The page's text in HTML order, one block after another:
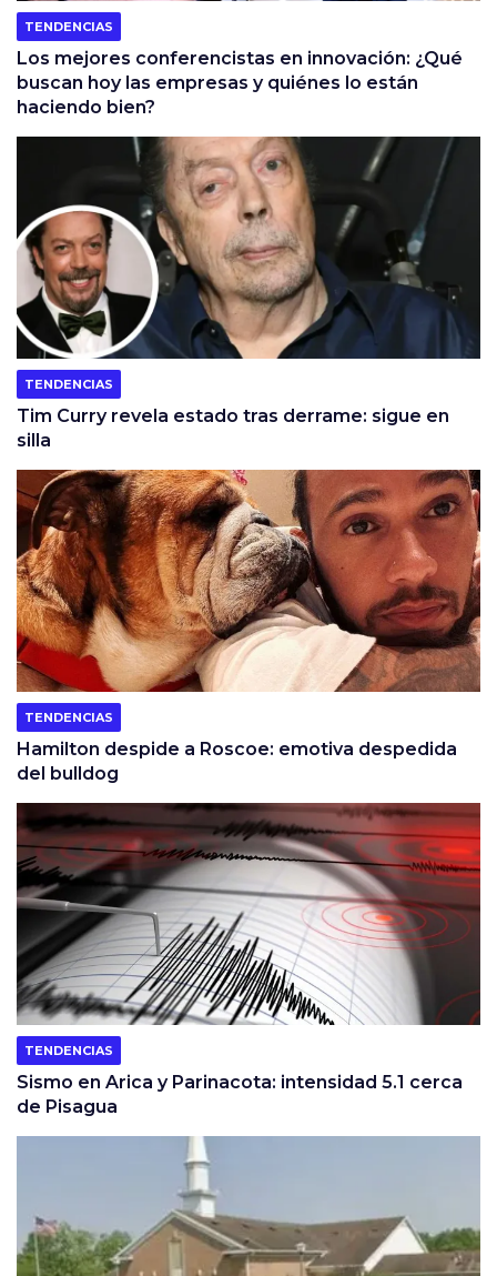
TENDENCIAS
Los mejores conferencistas en innovación: ¿Qué
buscan hoy las empresas y quiénes lo están
haciendo bien?
TENDENCIAS
Tim Curry revela estado tras derrame: sigue en
silla
TENDENCIAS
Hamilton despide a Roscoe: emotiva despedida
del bulldog
TENDENCIAS
Sismo en Arica y Parinacota: intensidad 5.1 cerca
de Pisagua